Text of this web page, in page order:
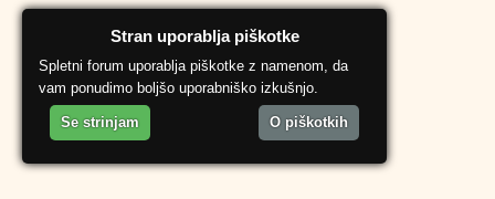
Stran uporablja piškotke
Spletni forum uporablja piškotke z namenom, da
vam ponudimo boljšo uporabniško izkušnjo.
Se strinjam O piškotkih